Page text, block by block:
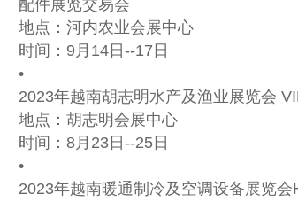
配件展览交易会
地点：河内农业会展中心
时间：9月14日--17日
•
2023年越南胡志明水产及渔业展览会
地点：胡志明会展中心
时间：8月23日--25日
•
2023年越南暖通制冷及空调设备展览会